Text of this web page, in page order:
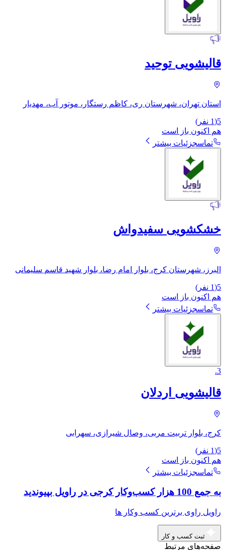
قالیشویی توحید
استان تهران، شهرستان ری، کاظم رستگار، موتور آب، مهدیار
5
(
1 نفر)
هم اکنون باز است
تماسجزئیات بیشتر
خشکشویی سفیدواش
البرز، شهرستان کرج، بلوار امام رضا، بلوار شهید قاسم سلیمانی
5
(
1 نفر)
هم اکنون باز است
تماسجزئیات بیشتر
3
.
قالیشویی اردلان
کرج، بلوار تربیت مربی، وصال شیرازی، سهرابی
5
(
1 نفر)
هم اکنون باز است
تماسجزئیات بیشتر
به جمع 100 هزار کسب‌وکار کرجی در راویل بپیوندید
راویل راوی برترین کسب وکار ها
ثبت کسب و کار
صفحه‌های مرتبط